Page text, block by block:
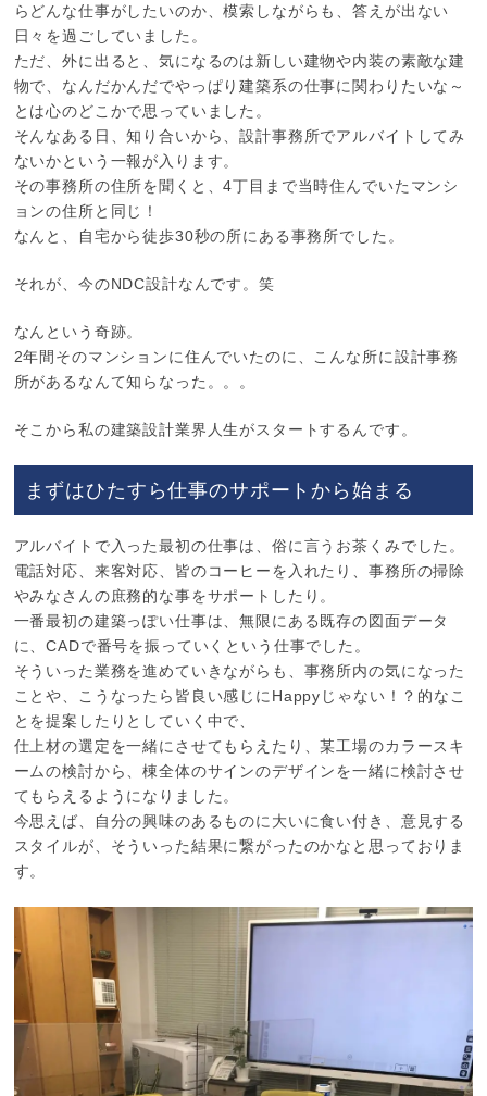
らどんな仕事がしたいのか、模索しながらも、答えが出ない
日々を過ごしていました。
ただ、外に出ると、気になるのは新しい建物や内装の素敵な建
物で、なんだかんだでやっぱり建築系の仕事に関わりたいな～
とは心のどこかで思っていました。
そんなある日、知り合いから、設計事務所でアルバイトしてみ
ないかという一報が入ります。
その事務所の住所を聞くと、4丁目まで当時住んでいたマンシ
ョンの住所と同じ！
なんと、自宅から徒歩30秒の所にある事務所でした。
それが、今のNDC設計なんです。笑
なんという奇跡。
2年間そのマンションに住んでいたのに、こんな所に設計事務
所があるなんて知らなった。。。
そこから私の建築設計業界人生がスタートするんです。
まずはひたすら仕事のサポートから始まる
アルバイトで入った最初の仕事は、俗に言うお茶くみでした。
電話対応、来客対応、皆のコーヒーを入れたり、事務所の掃除
やみなさんの庶務的な事をサポートしたり。
一番最初の建築っぽい仕事は、無限にある既存の図面データ
に、CADで番号を振っていくという仕事でした。
そういった業務を進めていきながらも、事務所内の気になった
ことや、こうなったら皆良い感じにHappyじゃない！？的なこ
とを提案したりとしていく中で、
仕上材の選定を一緒にさせてもらえたり、某工場のカラースキ
ームの検討から、棟全体のサインのデザインを一緒に検討させ
てもらえるようになりました。
今思えば、自分の興味のあるものに大いに食い付き、意見する
スタイルが、そういった結果に繋がったのかなと思っておりま
す。